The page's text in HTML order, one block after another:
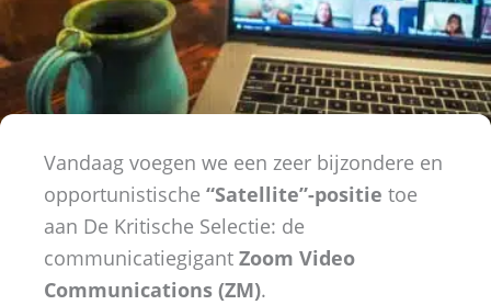
Vandaag voegen we een zeer bijzondere en
opportunistische “Satellite”-positie toe
aan De Kritische Selectie: de
communicatiegigant Zoom Video
Communications (ZM).